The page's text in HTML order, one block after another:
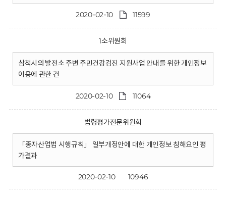
2020-02-10 11599
1소위원회
삼척시의 발전소 주변 주민건강검진 지원사업 안내를 위한 개인정보
이용에 관한 건
2020-02-10 11064
법령평가전문위원회
「종자산업법 시행규칙」 일부개정안에 대한 개인정보 침해요인 평
가결과
2020-02-10 10946